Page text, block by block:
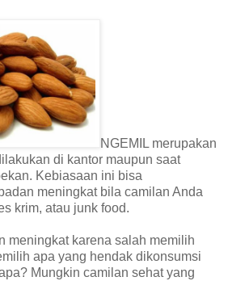
NGEMIL merupakan
di kantor maupun saat
Kebiasaan ini bisa
meningkat bila camilan Anda
krim, atau junk food.
meningkat karena salah memilih
apa yang hendak dikonsumsi
Mungkin camilan sehat yang